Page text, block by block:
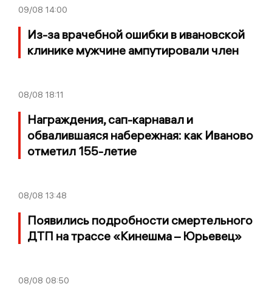
09/08 14:00
Из-за врачебной ошибки в ивановской
клинике мужчине ампутировали член
08/08 18:11
Награждения, сап-карнавал и
обвалившаяся набережная: как Иваново
отметил 155-летие
08/08 13:48
Появились подробности смертельного
ДТП на трассе «Кинешма – Юрьевец»
08/08 08:50